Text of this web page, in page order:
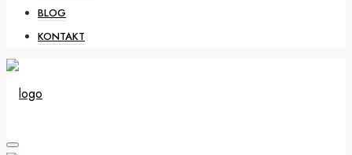
BLOG
KONTAKT